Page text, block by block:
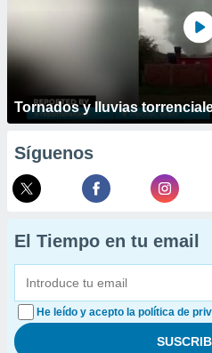
Tornados y lluvias
Síguenos
El Tiempo en tu email
He leído y acepto la política de